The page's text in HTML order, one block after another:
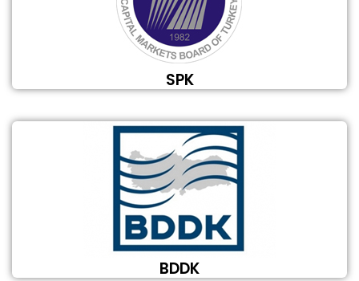
SPK
BDDK